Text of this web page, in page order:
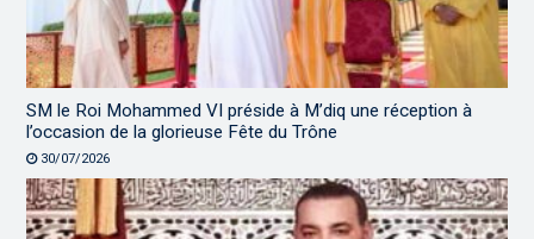
SM le Roi Mohammed VI préside à M’diq une réception à
l’occasion de la glorieuse Fête du Trône
30/07/2026